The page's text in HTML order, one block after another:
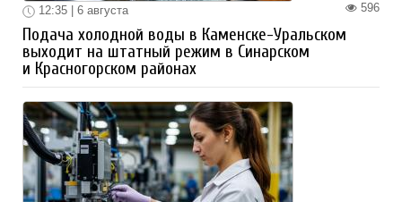
596
12:35 | 6 августа
Подача холодной воды в Каменске-Уральском
выходит на штатный режим в Синарском
и Красногорском районах